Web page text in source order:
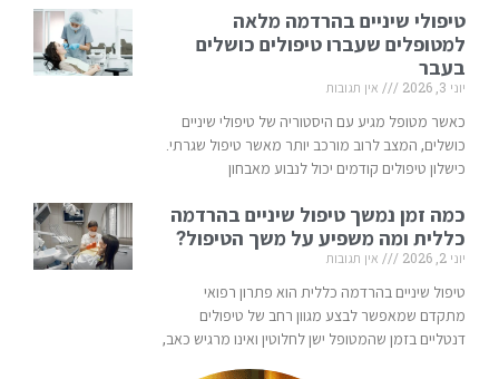
טיפולי שיניים בהרדמה מלאה
למטופלים שעברו טיפולים כושלים
בעבר
יוני 3, 2026
אין תגובות
כאשר מטופל מגיע עם היסטוריה של טיפולי שיניים
כושלים, המצב לרוב מורכב יותר מאשר טיפול שגרתי.
כישלון טיפולים קודמים יכול לנבוע מאבחון
כמה זמן נמשך טיפול שיניים בהרדמה
כללית ומה משפיע על משך הטיפול?
יוני 2, 2026
אין תגובות
טיפול שיניים בהרדמה כללית הוא פתרון רפואי
מתקדם שמאפשר לבצע מגוון רחב של טיפולים
דנטליים בזמן שהמטופל ישן לחלוטין ואינו מרגיש כאב,